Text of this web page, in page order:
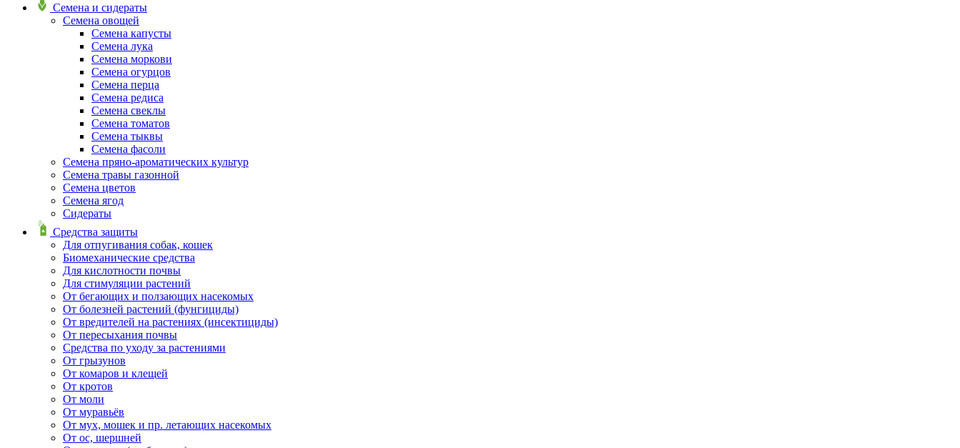
Семена и сидераты
Семена овощей
Семена капусты
Семена лука
Семена моркови
Семена огурцов
Семена перца
Семена редиса
Семена свеклы
Семена томатов
Семена тыквы
Семена фасоли
Семена пряно-ароматических культур
Семена травы газонной
Семена цветов
Семена ягод
Сидераты
Средства защиты
Для отпугивания собак, кошек
Биомеханические средства
Для кислотности почвы
Для стимуляции растений
От бегающих и ползающих насекомых
От болезней растений (фунгициды)
От вредителей на растениях (инсектициды)
От пересыхания почвы
Средства по уходу за растениями
От грызунов
От комаров и клещей
От кротов
От моли
От муравьёв
От мух, мошек и пр. летающих насекомых
От ос, шершней